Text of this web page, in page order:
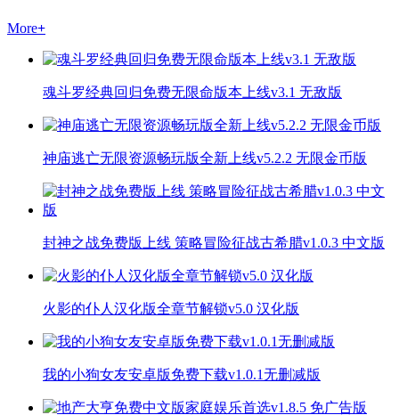
More+
魂斗罗经典回归免费无限命版本上线v3.1 无敌版
神庙逃亡无限资源畅玩版全新上线v5.2.2 无限金币版
封神之战免费版上线 策略冒险征战古希腊v1.0.3 中文版
火影的仆人汉化版全章节解锁v5.0 汉化版
我的小狗女友安卓版免费下载v1.0.1无删减版